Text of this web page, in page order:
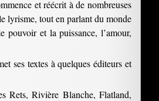
et réécrit à de nombreuses
lyrisme, tout en parlant du monde
pouvoir et la puissance, l’amour,
ses textes à quelques éditeurs et
Rets, Rivière Blanche, Flatland,